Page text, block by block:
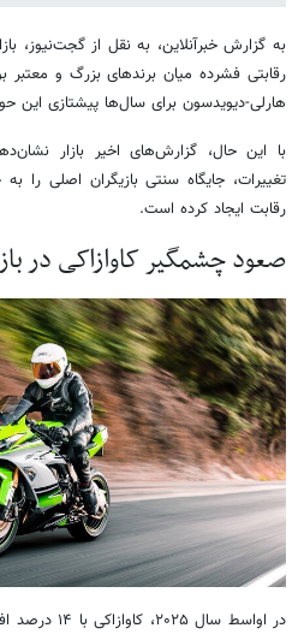
به گزارش خبرآنلاین، به نقل از گجت‌نیوز،
رقابتی فشرده میان برندهای بزرگ و
هارلی-دیویدسون برای سال‌ها پیشتازی این
با این حال، گزارش‌های اخیر بازار
تغییرات، جایگاه سنتی بازیگران اصلی
رقابت ایجاد کرده است.
صعود چشمگیر کاوازاکی در
در اواسط